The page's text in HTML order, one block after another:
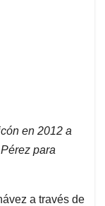
en 2012 a
para
a través de